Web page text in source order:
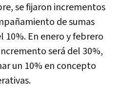
se fijaron incrementos
de sumas
10%. En enero y febrero
será del 30%,
un 10% en concepto